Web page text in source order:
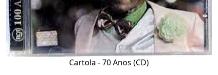
Cartola - 70 Anos (CD)